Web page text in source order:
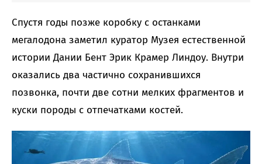
Спустя годы позже коробку с останками
мегалодона заметил куратор Музея естественной
истории Дании Бент Эрик Крамер Линдоу. Внутри
оказались два частично сохранившихся
позвонка, почти две сотни мелких фрагментов и
куски породы с отпечатками костей.